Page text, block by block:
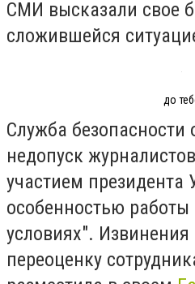
СМИ высказали свое
сложившейся
до
Служба безопасности
недопуск
участием президента
особенностью
условиях".
переоценку